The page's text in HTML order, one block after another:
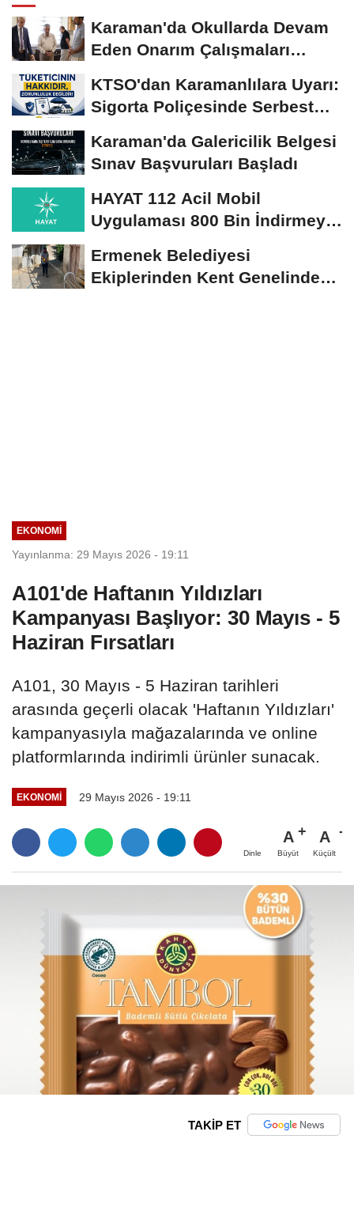
Karaman'da Okullarda Devam
Eden Onarım Çalışmaları
KTSO'dan Karamanlılara Uyarı:
Sigorta Poliçesinde Serbest
Karaman'da Galericilik Belgesi
Sınav Başvuruları Başladı
HAYAT 112 Acil Mobil
Uygulaması 800 Bin İndirmeyi
Ermenek Belediyesi
Ekiplerinden Kent Genelinde
EKONOMI
Yayınlanma: 29 Mayıs 2026 - 19:11
A101'de Haftanın Yıldızları
Kampanyası Başlıyor: 30 Mayıs - 5
Haziran Fırsatları
A101, 30 Mayıs - 5 Haziran tarihleri
arasında geçerli olacak 'Haftanın Yıldızları'
kampanyasıyla mağazalarında ve online
platformlarında indirimli ürünler sunacak.
EKONOMI 29 Mayıs 2026 - 19:11
Dinle
A
Büyüt
A
Küçült
TAKİP ET